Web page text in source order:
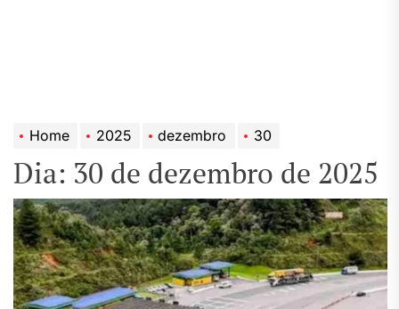
Home 2025 dezembro 30
Dia: 30 de dezembro de 2025